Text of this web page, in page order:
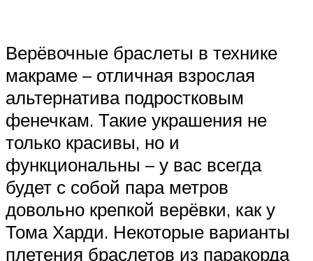
Верёвочные браслеты в технике
макраме – отличная взрослая
альтернатива подростковым
фенечкам. Такие украшения не
только красивы, но и
функциональны – у вас всегда
будет с собой пара метров
довольно крепкой верёвки, как у
Тома Харди. Некоторые варианты
плетения браслетов из паракорда